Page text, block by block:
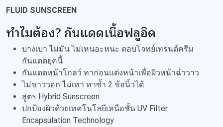
FLUID SUNSCREEN
ทำไมต้อง? กันแดดเนื้อฟลูอิด
บางเบา ไม่มัน ไม่เหนอะหนะ ตอบโจทย์เทรนด์ครีม
กันแดดยุคนี้
กันแดดหน้าโกลว์ ทาก่อนแต่งหน้าเพื่อผิวหน้าฉ่ำวาว
ไม่ขาววอก ไม่เทา ทาซ้ำ 2 ข้อนิ้วได้
สูตร Hybrid Sunscreen
ปกป้องผิวด้วยเทคโนโลยีเหนือชั้น UV Filter
Encapsulation Technology